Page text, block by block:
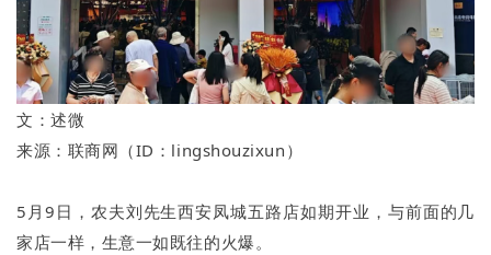
文：述微
来源：联商网（ID：lingshouzixun）
5月9日，农夫刘先生西安凤城五路店如期开业，与前面的几
家店一样，生意一如既往的火爆。